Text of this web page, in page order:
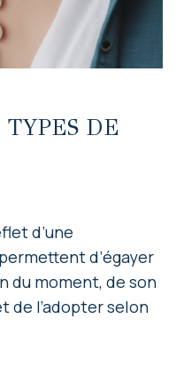
DE
d’une
d’égayer
du moment, de son
de l’adopter selon